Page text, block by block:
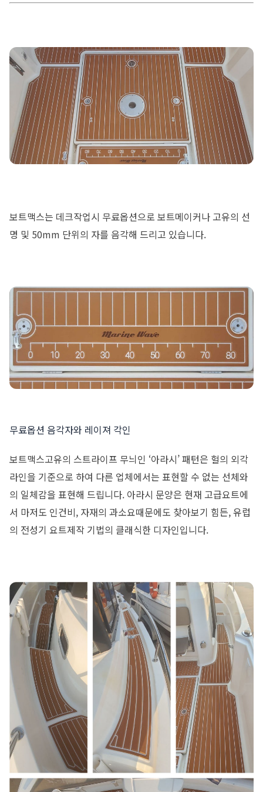
보트맥스는 데크작업시 무료옵션으로 보트메이커나 고유의 선
명 및 50mm 단위의 자를 음각해 드리고 있습니다.
무료옵션 음각자와 레이져 각인
보트맥스고유의 스트라이프 무늬인 ‘아라시’ 패턴은 헐의 외각
라인을 기준으로 하여 다른 업체에서는 표현할 수 없는 선체와
의 일체감을 표현해 드립니다. 아라시 문양은 현재 고급요트에
서 마저도 인건비, 자재의 과소요때문에도 찾아보기 힘든, 유럽
의 전성기 요트제작 기법의 클래식한 디자인입니다.